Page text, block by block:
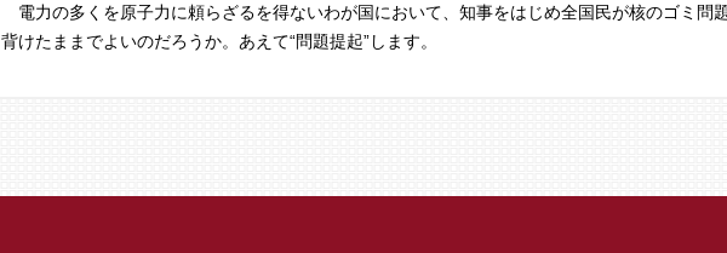
電力の多くを原子力に頼らざるを得ないわが国において、知事をはじめ全国民が核のゴミ問
背けたままでよいのだろうか。あえて“問題提起”します。